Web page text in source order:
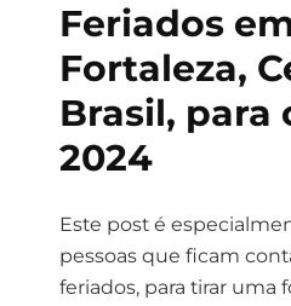
Feriados
Fortaleza,
Brasil, para
2024
Este post é
pessoas que ficam
feriados, para tirar uma